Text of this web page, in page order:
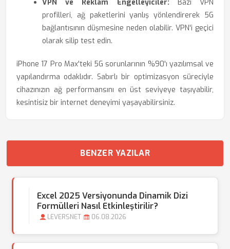
VPN ve Reklam Engelleyiciler: Bazı VPN
profilleri, ağ paketlerini yanlış yönlendirerek 5G
bağlantısının düşmesine neden olabilir. VPN'i geçici
olarak silip test edin.
iPhone 17 Pro Max'teki 5G sorunlarının %90'ı yazılımsal ve
yapılandırma odaklıdır. Sabırlı bir optimizasyon süreciyle
cihazınızın ağ performansını en üst seviyeye taşıyabilir,
kesintisiz bir internet deneyimi yaşayabilirsiniz.
BENZER YAZILAR
Excel 2025 Versiyonunda Dinamik Dizi
Formülleri Nasıl Etkinleştirilir?
LEVERSNET 06.08.2026